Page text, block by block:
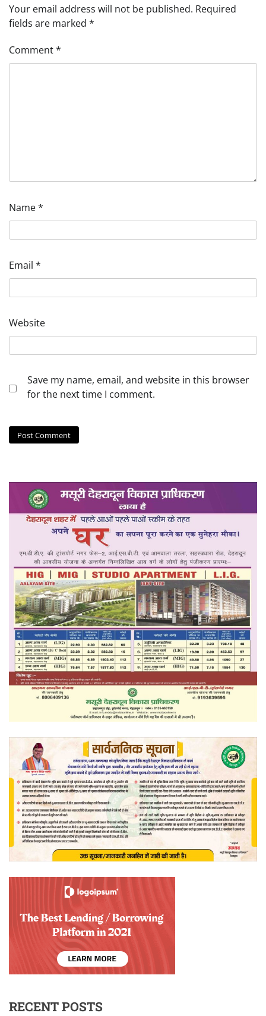
Your email address will not be published. Required
fields are marked *
Comment*
Name*
Email *
Website
Save my name, email, and website in this browser
for the next time I comment.
RECENT POSTS